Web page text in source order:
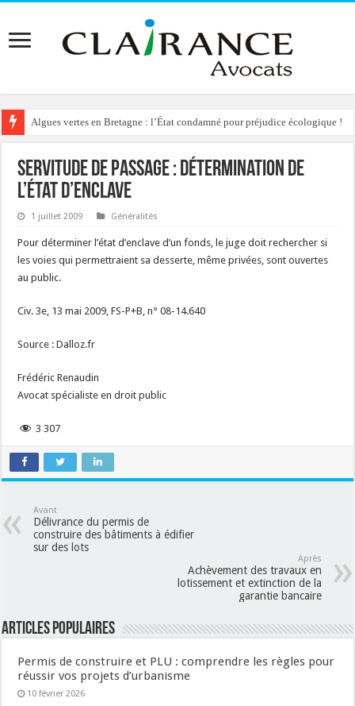
Algues vertes en Bretagne : l’État condamné pour préjudice écologique !
Servitude de passage : détermination de
l’état d’enclave
1 juillet 2009 Généralités
Pour déterminer l’état d’enclave d’un fonds, le juge doit rechercher si
les voies qui permettraient sa desserte, même privées, sont ouvertes
au public.
Civ. 3e, 13 mai 2009, FS-P+B, n° 08-14.640
Source : Dalloz.fr
Frédéric Renaudin
Avocat spécialiste en droit public
3 307
Avant
Délivrance du permis de
construire des bâtiments à édifier
sur des lots
Après
Achèvement des travaux en
lotissement et extinction de la
garantie bancaire
Articles populaires
Permis de construire et PLU : comprendre les règles pour
réussir vos projets d’urbanisme
10 février 2026